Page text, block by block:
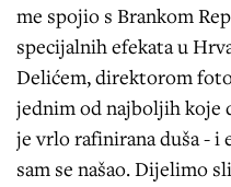
me spojio s Brankom
specijalnih efekata u
Delićem, direktorom
jednim od najboljih koje
je vrlo rafinirana duša - i
sam se našao. Dijelimo